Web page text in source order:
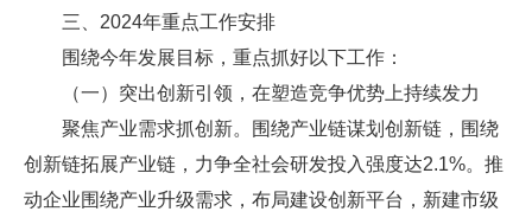
三、2024年重点工作安排
围绕今年发展目标，重点抓好以下工作：
（一）突出创新引领，在塑造竞争优势上持续发力
聚焦产业需求抓创新。围绕产业链谋划创新链，围绕
创新链拓展产业链，力争全社会研发投入强度达2.1%。推
动企业围绕产业升级需求，布局建设创新平台，新建市级